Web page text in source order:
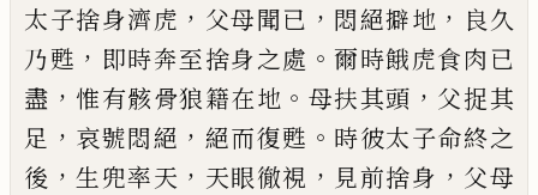
太子捨身濟虎 ， 父母聞已 ， 悶絕擗地 ， 良久
乃甦 ， 即時奔至捨身之處 。爾時餓虎食肉已
盡 ， 惟有骸骨狼籍在地 。 母扶其頭 ， 父捉其
足 ， 哀號悶絕 ， 絕而復甦 。 時彼太子命終之
後 ，生兜率天 ， 天眼徹視 ， 見前捨身 ， 父母